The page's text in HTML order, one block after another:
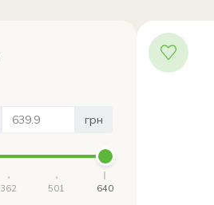
грн
362 501 640